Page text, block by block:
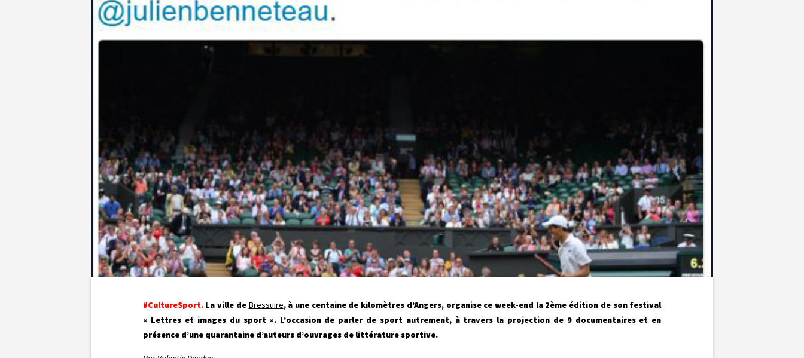
#CultureSport.La ville de Bressuire, à une centaine de kilomètres d’Angers, organise ce week-end la 2ème édition de son festival
« Lettres et images du sport ». L’occasion de parler de sport autrement, à travers la projection de 9 documentaires et en
présence d’une quarantaine d’auteurs d’ouvrages de littérature sportive.